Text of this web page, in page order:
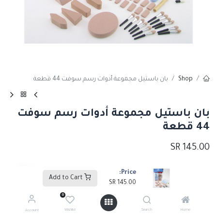
Price:
145.00
Home
Search
0
Wishlist
Account
Shop بان باستيل مجموعة أدوات رسم سوفت 44 قطعة
بان باستيل مجموعة أدوات رسم سوفت
44 قطعة
145.00
Add to Cart
إضافة إلى قائمة الأمنيات